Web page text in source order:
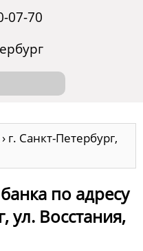
07-70
› г. Санкт-Петербург,
по адресу
ул. Восстания,